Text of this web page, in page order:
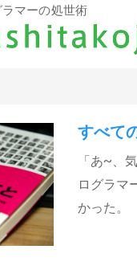
マーの処世術
すべて
「あ~、
ログラマ
かった。